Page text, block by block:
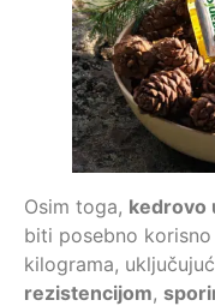
Osim toga, kedrovo
biti posebno
kilograma,
rezistencijom,